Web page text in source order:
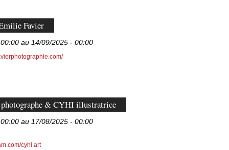
Favier
au 14/09/2025 - 00:00
& CYHI illustratrice
au 17/08/2025 - 00:00
cyhi.art